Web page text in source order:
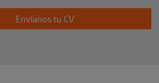
Envíanos tu CV